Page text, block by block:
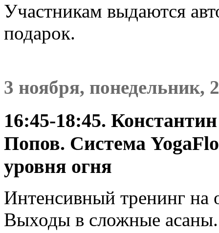
Участникам выдаются
подарок.
3 ноября, понедельник,
16:45-18:45.
Попов. Система
уровня огня
Интенсивный тренинг на
Выходы в сложные асаны.